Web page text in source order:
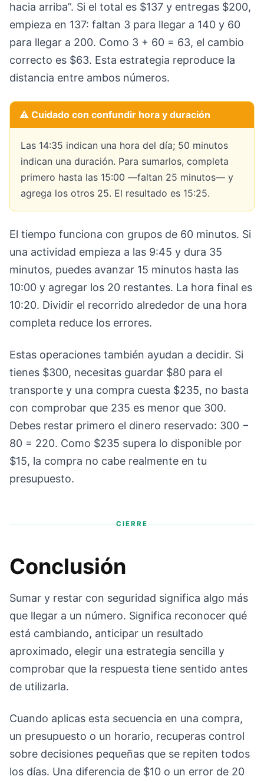
hacia arriba”. Si el total es $137 y entregas $200,
empieza en 137: faltan 3 para llegar a 140 y 60
para llegar a 200. Como 3 + 60 = 63, el cambio
correcto es $63. Esta estrategia reproduce la
distancia entre ambos números.
⚠️ Cuidado con confundir hora y duración
Las 14:35 indican una hora del día; 50 minutos
indican una duración. Para sumarlos, completa
primero hasta las 15:00 —faltan 25 minutos— y
agrega los otros 25. El resultado es 15:25.
El tiempo funciona con grupos de 60 minutos. Si
una actividad empieza a las 9:45 y dura 35
minutos, puedes avanzar 15 minutos hasta las
10:00 y agregar los 20 restantes. La hora final es
10:20. Dividir el recorrido alrededor de una hora
completa reduce los errores.
Estas operaciones también ayudan a decidir. Si
tienes $300, necesitas guardar $80 para el
transporte y una compra cuesta $235, no basta
con comprobar que 235 es menor que 300.
Debes restar primero el dinero reservado: 300 −
80 = 220. Como $235 supera lo disponible por
$15, la compra no cabe realmente en tu
presupuesto.
CIERRE
Conclusión
Sumar y restar con seguridad significa algo más
que llegar a un número. Significa reconocer qué
está cambiando, anticipar un resultado
aproximado, elegir una estrategia sencilla y
comprobar que la respuesta tiene sentido antes
de utilizarla.
Cuando aplicas esta secuencia en una compra,
un presupuesto o un horario, recuperas control
sobre decisiones pequeñas que se repiten todos
los días. Una diferencia de $10 o un error de 20